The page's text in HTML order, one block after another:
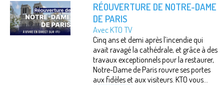
RÉOUVERTURE DE NOTRE-DAME
DE PARIS
Avec KTO TV
Cinq ans et demi après l’incendie qui
avait ravagé la cathédrale, et grâce à des
travaux exceptionnels pour la restaurer,
Notre-Dame de Paris rouvre ses portes
aux fidèles et aux visiteurs. KTO vous...